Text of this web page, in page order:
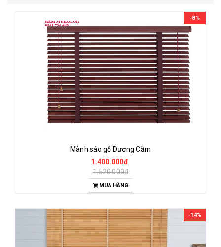
-8%
Mành sáo gỗ Dương Cầm
1.400.000₫
1.520.000₫
MUA HÀNG
-14%